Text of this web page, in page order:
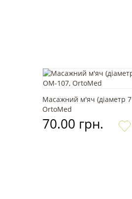
Масажний м'яч (діаметр
OrtoMed
70.00 грн.